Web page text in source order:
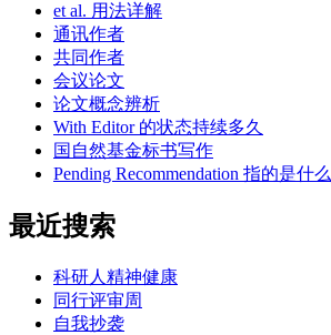
et al. 用法详解
通讯作者
共同作者
会议论文
论文概念辨析
With Editor 的状态持续多久
国自然基金标书写作
Pending Recommendation 指的是什么
最近搜索
科研人精神健康
同行评审周
自我抄袭